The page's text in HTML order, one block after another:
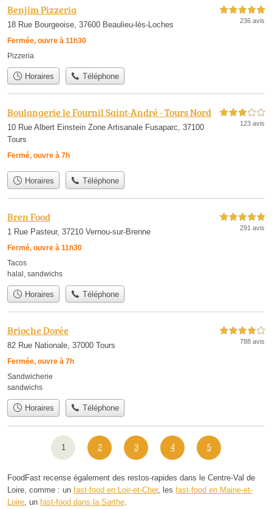
Benjim Pizzeria
18 Rue Bourgeoise, 37600 Beaulieu-lès-Loches
Fermée, ouvre à 11h30
5,0 étoiles sur 5
236 avis
Pizzeria
Horaires Téléphone
Boulangerie le Fournil Saint-André - Tours Nord
10 Rue Albert Einstein Zone Artisanale Fusaparc, 37100
Tours
Fermé, ouvre à 7h
3,0 étoiles sur 5
123 avis
Horaires Téléphone
Bren Food
1 Rue Pasteur, 37210 Vernou-sur-Brenne
Fermé, ouvre à 11h30
5,0 étoiles sur 5
291 avis
Tacos
halal sandwichs
Horaires Téléphone
Brioche Dorée
82 Rue Nationale, 37000 Tours
Fermée, ouvre à 7h
4,0 étoiles sur 5
788 avis
Sandwicherie
sandwichs
Horaires Téléphone
1 2 3 4 5
FoodFast recense également des restos-rapides dans le Centre-Val de
Loire, comme : un fast-food en Loir-et-Cher, les fast-food en Maine-et-
Loire , un fast-food dans la Sarthe